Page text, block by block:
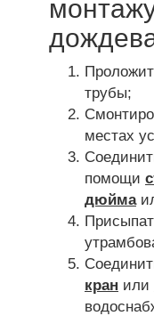
трубы;
местах
помощи
дюйма
кран или